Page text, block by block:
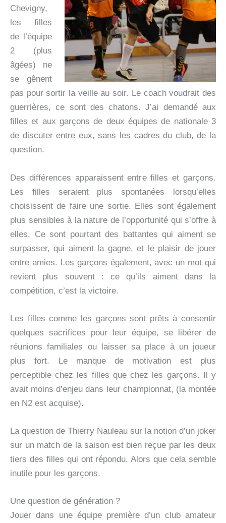
Chevigny,
les filles
de l’équipe
2 (plus
âgées) ne
se gênent
pas pour sortir la veille au soir. Le coach voudrait des
guerrières, ce sont des chatons. J’ai demandé aux
filles et aux garçons de deux équipes de nationale 3
de discuter entre eux, sans les cadres du club, de la
question.
Des différences apparaissent entre filles et garçons.
Les filles seraient plus spontanées lorsqu’elles
choisissent de faire une sortie. Elles sont également
plus sensibles à la nature de l’opportunité qui s’offre à
elles. Ce sont pourtant des battantes qui aiment se
surpasser, qui aiment la gagne, et le plaisir de jouer
entre amies. Les garçons également, avec un mot qui
revient plus souvent : ce qu’ils aiment dans la
compétition, c’est la victoire.
Les filles comme les garçons sont prêts à consentir
quelques sacrifices pour leur équipe, se libérer de
réunions familiales ou laisser sa place à un joueur
plus fort. Le manque de motivation est plus
perceptible chez les filles que chez les garçons. Il y
avait moins d’enjeu dans leur championnat, (la montée
en N2 est acquise).
La question de Thierry Nauleau sur la notion d’un joker
sur un match de la saison est bien reçue par les deux
tiers des filles qui ont répondu. Alors que cela semble
inutile pour les garçons.
Une question de génération ?
Jouer dans une équipe première d’un club amateur